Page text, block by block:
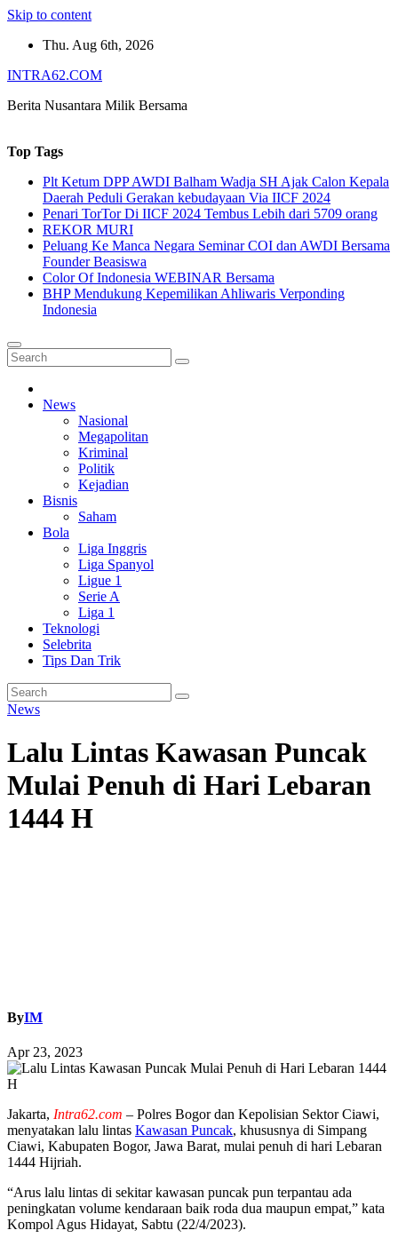
Skip to content
Thu. Aug 6th, 2026
INTRA62.COM
Berita Nusantara Milik Bersama
Top Tags
Plt Ketum DPP AWDI Balham Wadja SH Ajak Calon Kepala
Daerah Peduli Gerakan kebudayaan Via IICF 2024
Penari TorTor Di IICF 2024 Tembus Lebih dari 5709 orang
REKOR MURI
Peluang Ke Manca Negara Seminar COI dan AWDI Bersama
Founder Beasiswa
Color Of Indonesia WEBINAR Bersama
BHP Mendukung Kepemilikan Ahliwaris Verponding
Indonesia
News
Nasional
Megapolitan
Kriminal
Politik
Kejadian
Bisnis
Saham
Bola
Liga Inggris
Liga Spanyol
Ligue 1
Serie A
Liga 1
Teknologi
Selebrita
Tips Dan Trik
News
Lalu Lintas Kawasan Puncak
Mulai Penuh di Hari Lebaran
1444 H
ByIM
Apr 23, 2023
Jakarta, Intra62.com – Polres Bogor dan Kepolisian Sektor Ciawi,
menyatakan lalu lintas Kawasan Puncak, khususnya di Simpang
Ciawi, Kabupaten Bogor, Jawa Barat, mulai penuh di hari Lebaran
1444 Hijriah.
“Arus lalu lintas di sekitar kawasan puncak pun terpantau ada
peningkatan volume kendaraan baik roda dua maupun empat,” kata
Kompol Agus Hidayat, Sabtu (22/4/2023).